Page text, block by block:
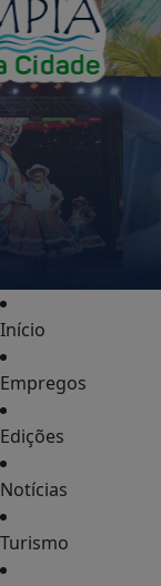
Notícias
Turismo
Vídeos
Eventos
PASSO PONTO
AVENIDAS MAIS
COMPLETO –
recebe 10 kits de
Operação Inverno
Agasalho entra no
recorde
🎉
mil pessoas para
brasileira no Recinto